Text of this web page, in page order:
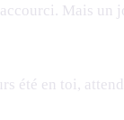
Mais
été en toi,